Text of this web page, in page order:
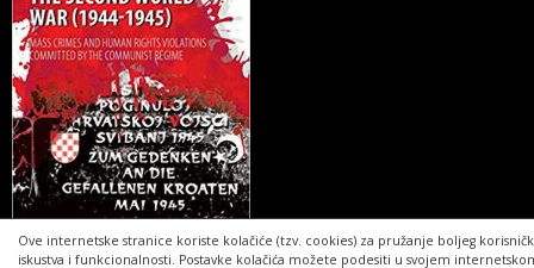
Ove internetske stranice koriste kolačiće (tzv. cookies) za pružanje boljeg
iskustva i funkcionalnosti. Postavke kolačića možete podesiti u svojem